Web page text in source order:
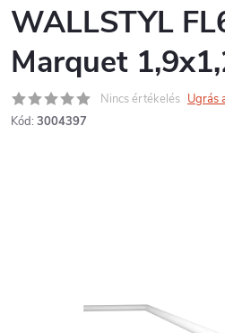
WALLSTYL
Marquet
Nincs értékelés Ugrás
Kód: 3004397